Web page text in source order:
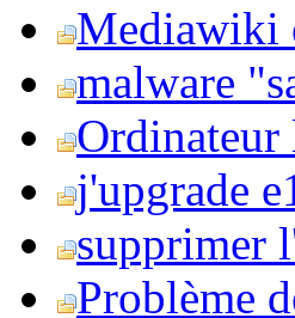
Mediawiki
malware
j'upgrade
supprimer
Problème